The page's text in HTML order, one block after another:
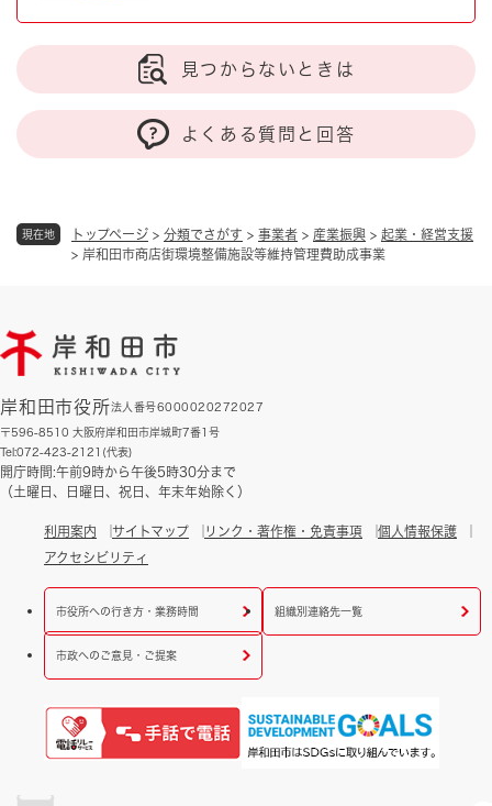
現在地 トップページ > 分類でさがす > 事業者 > 産業振興 > 起業・経営支援
> 岸和田市商店街環境整備施設等維持管理費助成事業
見つからないときは
よくある質問と回答
岸和田市役所法人番号6000020272027
〒596-8510 大阪府岸和田市岸城町7番1号
Tel:072-423-2121(代表)
開庁時間:午前9時から午後5時30分まで
（土曜日、日曜日、祝日、年末年始除く）
利用案内 サイトマップ リンク・著作権・免責事項
個人情報保護
アクセシビリティ
市役所への行き方・業務時間 組織別連絡先一覧
市政へのご意見・ご提案